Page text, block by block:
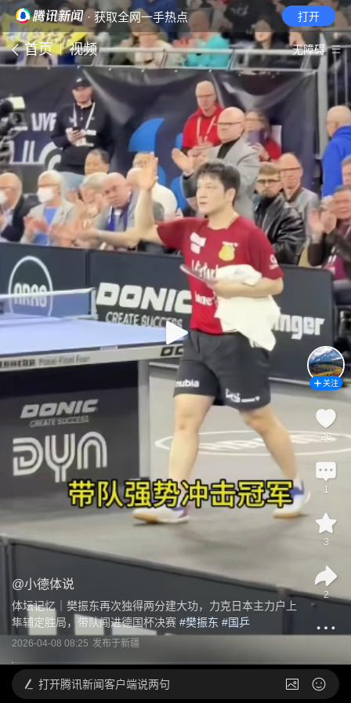
· 获取全网一手热点 打开
首页 视频 无障碍
@小德体说
体坛记忆｜樊振东再次独得两分建大功，力克日本主力户上
隼辅定胜局，带队闯进德国杯决赛 #樊振东 #国乒
2026-04-08 08:25 发布于新疆
关注
26
1
3
2
打开腾讯新闻客户端说两句